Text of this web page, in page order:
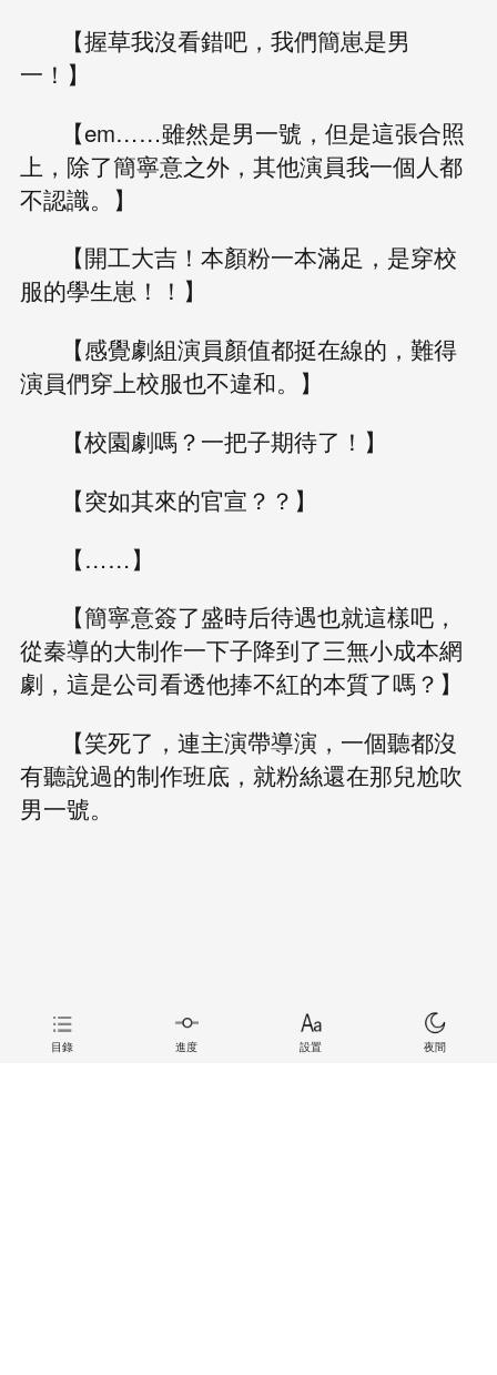
【握草我沒看錯吧，我們簡崽是男
一！】
【em……雖然是男一號，但是這張合照
上，除了簡寧意之外，其他演員我一個人都
不認識。】
【開工大吉！本顏粉一本滿足，是穿校
服的學生崽！！】
【感覺劇組演員顏值都挺在線的，難得
演員們穿上校服也不違和。】
【校園劇嗎？一把子期待了！】
【突如其來的官宣？？】
【……】
【簡寧意簽了盛時后待遇也就這樣吧，
從秦導的大制作一下子降到了三無小成本網
劇，這是公司看透他捧不紅的本質了嗎？】
【笑死了，連主演帶導演，一個聽都沒
有聽說過的制作班底，就粉絲還在那兒尬吹
男一號。
目錄 進度 設置 夜間